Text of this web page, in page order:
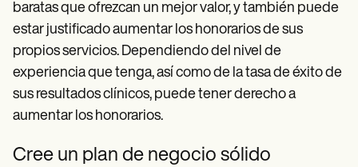
baratas que ofrezcan un mejor valor, y también puede
estar justificado aumentar los honorarios de sus
propios servicios. Dependiendo del nivel de
experiencia que tenga, así como de la tasa de éxito de
sus resultados clínicos, puede tener derecho a
aumentar los honorarios.
Cree un plan de negocio sólido